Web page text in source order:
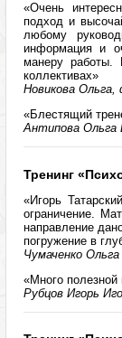
«Очень
подход и
любому
информация и
манеру работы.
коллективах»
Новикова
«Блестящий
Антипова Ольга
Тренинг
«Игорь
ограничение.
направление
погружение в
Чумаченко
«Много
Рубцов Игорь